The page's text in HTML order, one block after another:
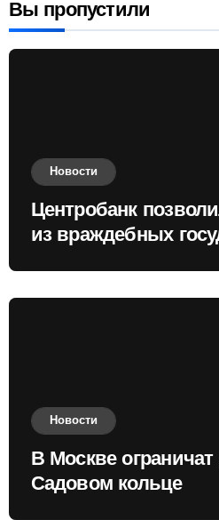
Вы пропустили
Новости
Центробанк
из враждебных
Новости
В Москве
Садовом кольце